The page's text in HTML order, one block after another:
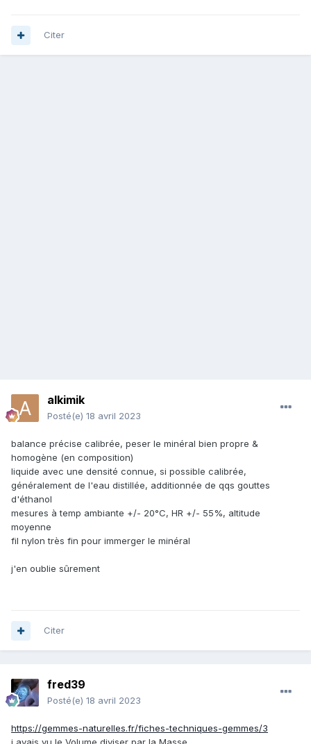
Citer
alkimik
Posté(e) 18 avril 2023
balance précise calibrée, peser le minéral bien propre &
homogène (en composition)
liquide avec une densité connue, si possible calibrée,
généralement de l'eau distillée, additionnée de qqs gouttes
d'éthanol
mesures à temp ambiante +/- 20°C, HR +/- 55%, altitude
moyenne
fil nylon très fin pour immerger le minéral
j'en oublie sûrement
Citer
fred39
Posté(e) 18 avril 2023
https://gemmes-naturelles.fr/fiches-techniques-gemmes/3